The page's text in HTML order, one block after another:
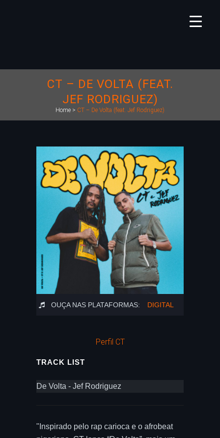
CT – DE VOLTA (FEAT.
JEF RODRIGUEZ)
Home > CT – De Volta (feat. Jef Rodriguez)
OUÇA NAS PLATAFORMAS: DIGITAL
Perfil CT
TRACK LIST
De Volta - Jef Rodriguez
"Inspirado pelo rap carioca e o afrobeat